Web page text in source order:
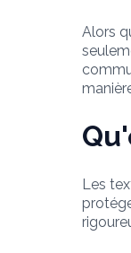
Alors
Les